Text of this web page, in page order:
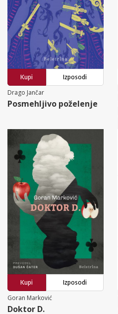
Kupi
Izposodi
Drago Jančar
Posmehljivo poželenje
Kupi
Izposodi
Goran Marković
Doktor D.